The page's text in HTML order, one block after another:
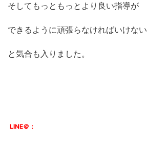
そしてもっともっとより良い指導が
できるように頑張らなければいけない
と気合も入りました。
LINE＠：